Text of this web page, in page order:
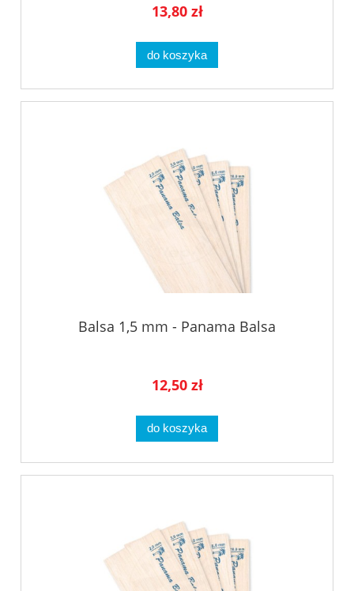
13,80 zł
do koszyka
Balsa 1,5 mm - Panama Balsa
12,50 zł
do koszyka